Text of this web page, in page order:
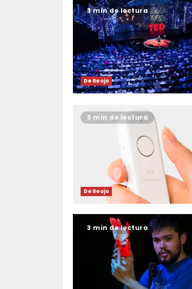
3 min de lectura
De Reojo
3 min de lectura
De Reojo
3 min de lectura